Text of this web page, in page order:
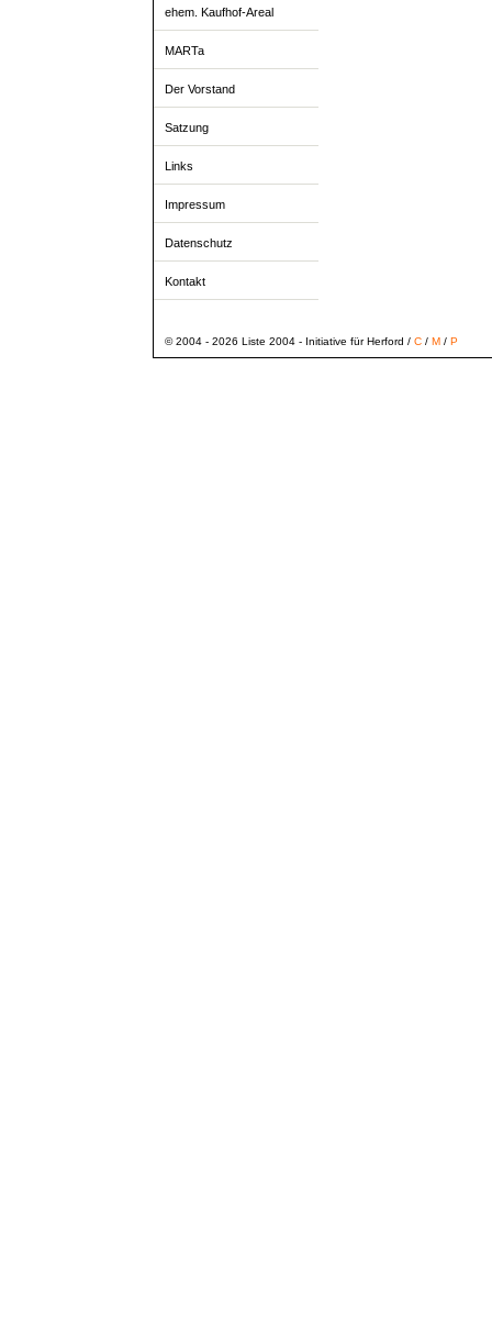
ehem. Kaufhof-Areal
MARTa
Der Vorstand
Satzung
Links
Impressum
Datenschutz
Kontakt
© 2004 - 2026 Liste 2004 - Initiative für Herford / C/ M/ P